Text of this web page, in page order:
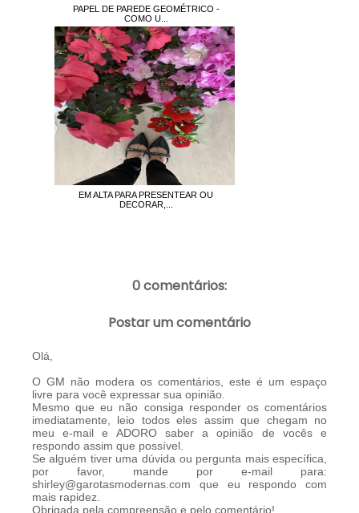
PAPEL DE PAREDE GEOMÉTRICO -
COMO U...
EM ALTA PARA PRESENTEAR OU
DECORAR,...
0 comentários:
Postar um comentário
Olá,
O GM não modera os comentários, este é um espaço
livre para você expressar sua opinião.
Mesmo que eu não consiga responder os comentários
imediatamente, leio todos eles assim que chegam no
meu e-mail e ADORO saber a opinião de vocês e
respondo assim que possível.
Se alguém tiver uma dúvida ou pergunta mais específica,
por favor, mande por e-mail para:
shirley@garotasmodernas.com que eu respondo com
mais rapidez.
Obrigada pela compreensão e pelo comentário!